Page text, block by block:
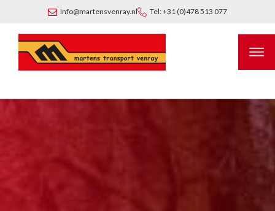
Info@martensvenray.nl Tel: +31 (0)478 513 077